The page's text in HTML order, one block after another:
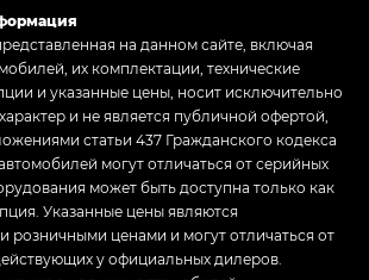
на данном сайте, включая
их комплектации, технические
и указанные цены, носит исключительно
и не является публичной офертой,
статьи 437 Гражданского кодекса
могут отличаться от серийных
может быть доступна только как
Указанные цены являются
розничными ценами и могут отличаться от
у официальных дилеров.